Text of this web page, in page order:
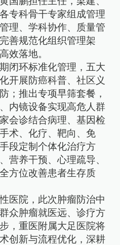
专科骨干专家组成管理
理、学科协作、质量管
善规范化组织管理架
效落地。
闭环标准化管理，五大
开展防癌科普、社区义
；推出专项早筛套餐，
内镜设备实现高危人群
会诊结合病理、基因检
术、化疗、靶向、免
段定制个体化治疗方
营养干预、心理疏导、
方位改善患者生存质
医院，此次肿瘤防治中
众肿瘤就医远、诊疗方
，重医附属大足医院将
创新与流程优化，深耕